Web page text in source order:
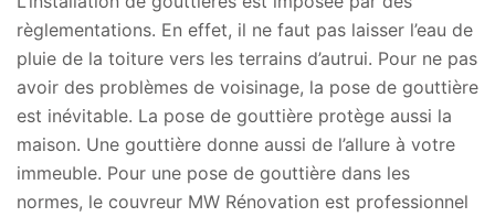
règlementations. En effet, il ne faut pas laisser l’eau de
pluie de la toiture vers les terrains d’autrui. Pour ne pas
avoir des problèmes de voisinage, la pose de gouttière
est inévitable. La pose de gouttière protège aussi la
maison. Une gouttière donne aussi de l’allure à votre
immeuble. Pour une pose de gouttière dans les
normes, le couvreur MW Rénovation est professionnel